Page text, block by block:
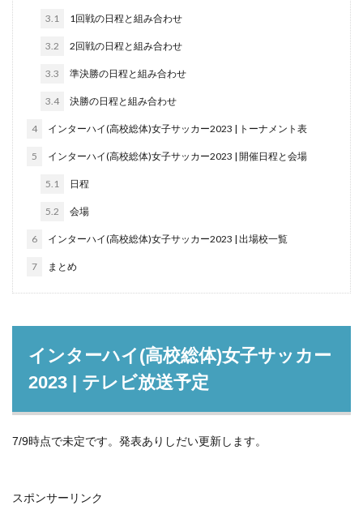
3.1 1回戦の日程と組み合わせ
3.2 2回戦の日程と組み合わせ
3.3 準決勝の日程と組み合わせ
3.4 決勝の日程と組み合わせ
4 インターハイ(高校総体)女子サッカー2023 | トーナメント表
5 インターハイ(高校総体)女子サッカー2023 | 開催日程と会場
5.1 日程
5.2 会場
6 インターハイ(高校総体)女子サッカー2023 | 出場校一覧
7 まとめ
インターハイ(高校総体)女子サッカー
2023 | テレビ放送予定
7/9時点で未定です。発表ありしだい更新します。
スポンサーリンク